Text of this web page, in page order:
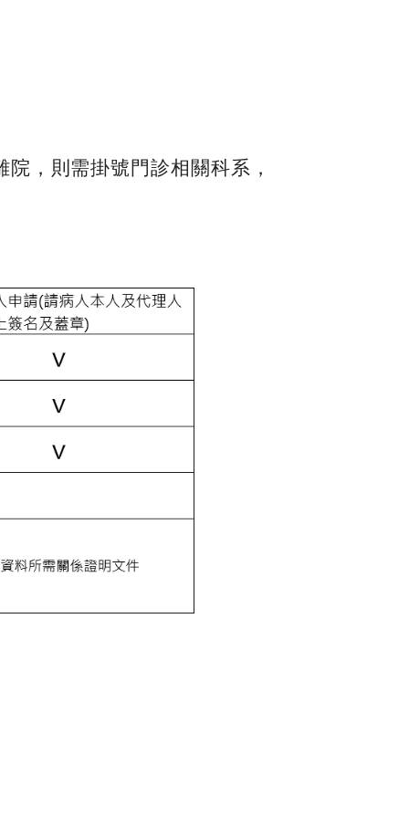
，則需掛號門診相關科系，